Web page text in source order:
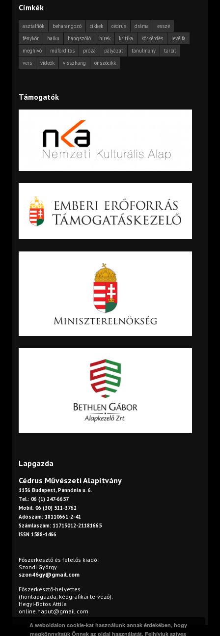
Címkék
asztalfiók beharangozó cikkek cédrus dráma
esszé
fénykör
haiku hangszóló hírek kritika körkérdés
levélfa
meghívó
műfordítás próza pályázat tanulmány
tárlat
vers
videók visszhang önszócikk
Támogatók
Lapgazda
Cédrus Művészeti Alapítvány
1136 Budapest, Pannónia u. 6.
Tel.: 06 (1) 247-6657
Mobil: 06 (30) 511-3762
Adószám: 18110661-2-41
Számlaszám: 11713012-21181665
ISSN 1588-1466
Főszerkesztő és felelős kiadó:
Szondi György
szon46gy@gmail.com
Főszerkesztő-helyettes
(honlapgazda, képgrafikai tervező):
Hegyi-Botos Attila
online.naput@gmail.com
A weboldalon cookie-kat használunk annak érdekében, hogy
megkönnyítsük Önnek az oldal használatát. Felhívjuk szíves